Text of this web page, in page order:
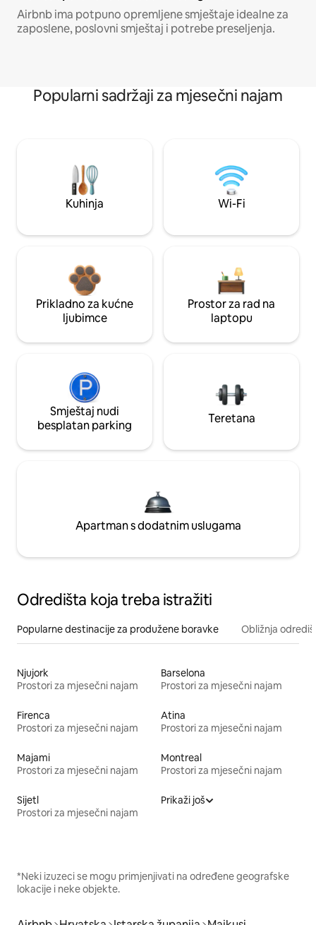
Airbnb ima potpuno opremljene smještaje idealne za
zaposlene, poslovni smještaj i potrebe preseljenja.
Popularni sadržaji za mjesečni najam
Kuhinja Wi-Fi
Prikladno za kućne
ljubimce
Prostor za rad na
laptopu
Smještaj nudi
besplatan parking
Teretana
Apartman s dodatnim uslugama
Odredišta koja treba istražiti
Popularne destinacije za produžene boravke Obližnja
Njujork
Prostori za mjesečni najam
Barselona
Prostori za mjesečni najam
Firenca
Prostori za mjesečni najam
Atina
Prostori za mjesečni najam
Majami
Prostori za mjesečni najam
Montreal
Prostori za mjesečni najam
Sijetl
Prostori za mjesečni najam
Prikaži još
*Neki izuzeci se mogu primjenjivati na određene geografske
lokacije i neke objekte.